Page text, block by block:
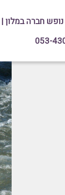
נופש חברה במלון|